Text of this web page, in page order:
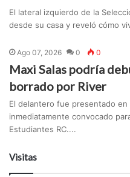
El lateral izquierdo de la
desde su casa y reveló cómo
Ago 07, 2026 0 0
Maxi Salas podría
borrado por River
El delantero fue presentado en
inmediatamente convocado
Estudiantes RC....
Visitas